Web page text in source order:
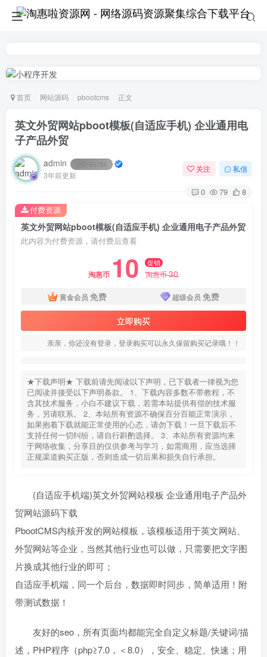
首页 网站源码 pbootcms 正文
英文外贸网站pboot模板(自适应手机) 企业通用电
子产品外贸
admin 65785
3年前更新
关注 私信
0 79 8
英文外贸网站pboot模板(自适应手机) 企业通用电子产品外贸
此内容为付费资源，请付费后查看
淘惠币 10 促销
淘惠币30
黄金会员 免费 超级会员 免费
立即购买
亲亲，你还没有登录，登录购买可以永久保留购买记录哦！！
★下载声明★ 下载前请先阅读以下声明，已下载者一律视为您
已阅读并接受以下声明条款。 1、下载内容多数不带教程，不
含其技术服务，小白不建议下载，若需本站提供有偿的技术服
务，另请联系。 2、本站所有资源不确保百分百能正常演示，
如果抱着下载就能正常使用的心态，请勿下载！一旦下载后不
支持任何一切纠纷，请自行斟酌选择。 3、本站所有资源均来
于网络收集，分享目的仅供参考与学习，如需商用，应当选择
正规渠道购买正版，否则造成一切后果和损失自行承担。
付费资源
(自适应手机端)英文外贸网站模板 企业通用电子产品外
贸网站源码下载
PbootCMS内核开发的网站模板，该模板适用于英文网站、
外贸网站等企业，当然其他行业也可以做，只需要把文字图
片换成其他行业的即可；
自适应手机端，同一个后台，数据即时同步，简单适用！附
带测试数据！
友好的seo，所有页面均都能完全自定义标题/关键词/描
述，PHP程序（php≥7.0，＜8.0），安全、稳定、快速；用